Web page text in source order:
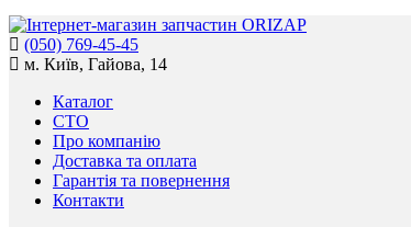
(050) 769-45-45
м. Київ, Гайова, 14
Каталог
СТО
Про компанію
Доставка та оплата
Гарантія та повернення
Контакти